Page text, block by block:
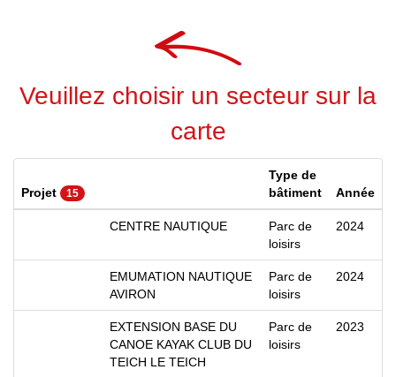
Veuillez choisir un secteur sur la
carte
Projet 15
Type de
bâtiment
Année
CENTRE NAUTIQUE
Parc de
loisirs
2024
EMUMATION NAUTIQUE
AVIRON
Parc de
loisirs
2024
EXTENSION BASE DU
CANOE KAYAK CLUB DU
TEICH LE TEICH
Parc de
loisirs
2023